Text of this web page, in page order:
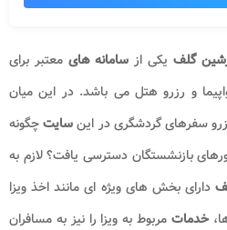
گلف یکی ازسامانه های معتبر برای
و رزرو هتل می باشد. در این میان
سفرهای گردشگری در اینسایتچگونه
بازنشستگان دسترسی یافت؟ لازم به
دارای بخش های ویژه ای مانند اخذ ویزا
خدمات مربوط به ویزا را نیز به مسافران